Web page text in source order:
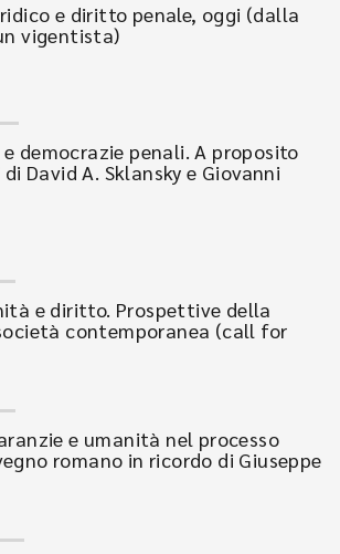
e diritto penale, oggi (dalla
vigentista)
democrazie penali. A proposito
David A. Sklansky e Giovanni
e diritto. Prospettive della
contemporanea (call for
e umanità nel processo
romano in ricordo di Giuseppe